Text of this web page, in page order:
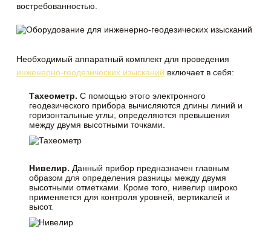
востребованностью.
Необходимый аппаратный комплект для проведения
инженерно-геодезических изысканий включает в себя:
Тахеометр. С помощью этого электронного
геодезического прибора вычисляются длины линий и
горизонтальные углы, определяются превышения
между двумя высотными точками.
Нивелир. Данный прибор предназначен главным
образом для определения разницы между двумя
высотными отметками. Кроме того, нивелир широко
применяется для контроля уровней, вертикалей и
высот.